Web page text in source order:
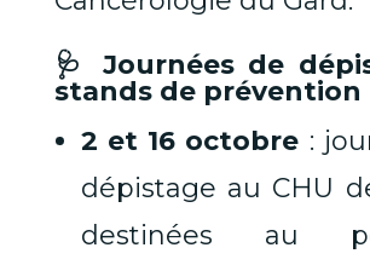
🩺 Journées de
stands de prévention
2 et 16 octobre :
dépistage au CHU
destinées au